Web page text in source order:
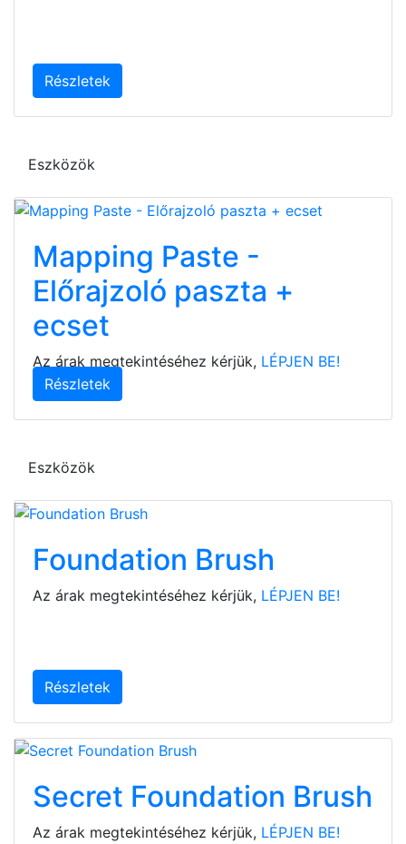
Részletek
Eszközök
Mapping Paste -
Előrajzoló paszta +
ecset
Az árak megtekintéséhez kérjük, LÉPJEN BE!
Részletek
Eszközök
Foundation Brush
Az árak megtekintéséhez kérjük, LÉPJEN BE!
Részletek
Secret Foundation Brush
Az árak megtekintéséhez kérjük, LÉPJEN BE!